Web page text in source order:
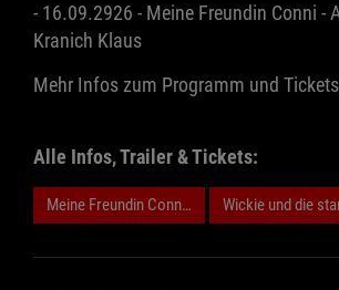
- 16.09.2926 - Meine Freundin Conni -
Kranich Klaus
Mehr Infos zum Programm und
Alle Infos, Trailer & Tickets:
Meine Freundin Conni - Abenteuer Mit Kranich
Wickie und die